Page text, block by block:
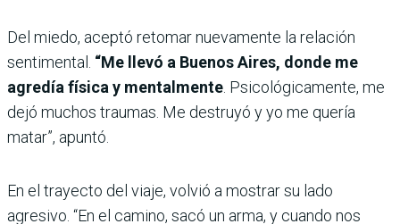
Del miedo, aceptó retomar nuevamente la relación
sentimental. “Me llevó a Buenos Aires, donde me
agredía física y mentalmente . Psicológicamente, me
dejó muchos traumas. Me destruyó y yo me quería
matar”, apuntó.
En el trayecto del viaje, volvió a mostrar su lado
agresivo. “En el camino, sacó un arma, y cuando nos